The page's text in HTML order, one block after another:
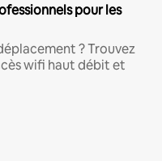
pour les
? Trouvez
wifi haut débit et